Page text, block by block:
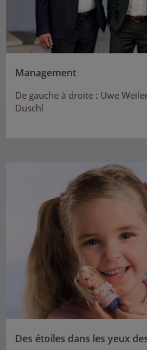
Management
De gauche à droite : Uwe
Duschl
Des étoiles dans les yeux